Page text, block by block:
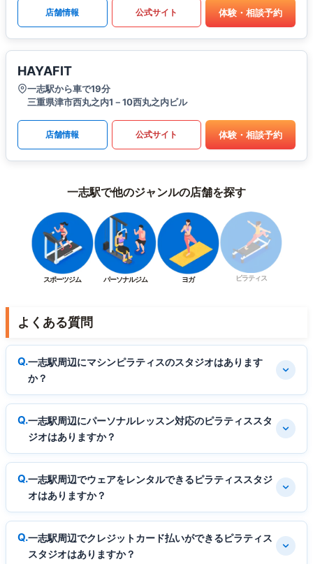
店舗情報 公式サイト 体験・相談予約
HAYAFIT
一志駅から車で19分
三重県津市西丸之内1－10西丸之内ビル
店舗情報 公式サイト 体験・相談予約
一志駅で他のジャンルの店舗を探す
スポーツジム パーソナルジム ヨガ ピラティス
よくある質問
一志駅周辺にマシンピラティスのスタジオはあります
か？
一志駅周辺にパーソナルレッスン対応のピラティススタ
ジオはありますか？
一志駅周辺でウェアをレンタルできるピラティススタジ
オはありますか？
一志駅周辺でクレジットカード払いができるピラティス
スタジオはありますか？